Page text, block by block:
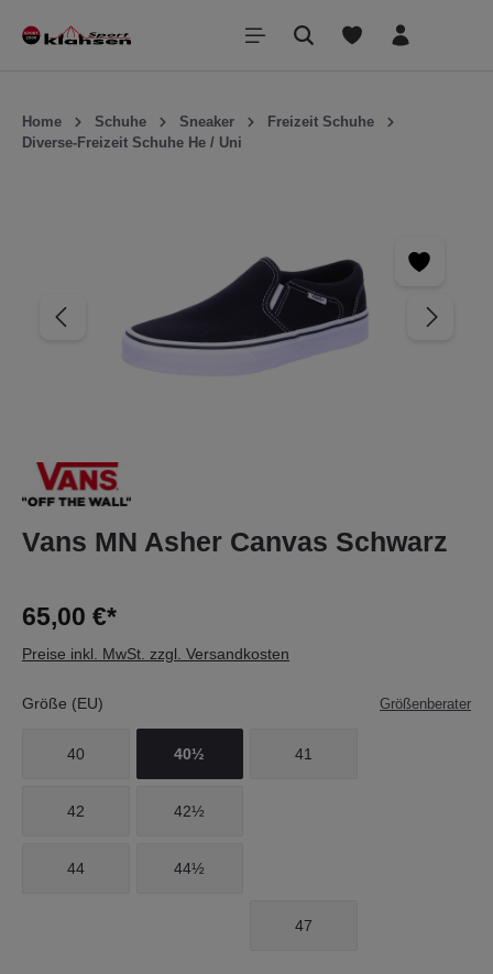
springen
Home Schuhe Sneaker
Freizeit Schuhe
Diverse-Freizeit Schuhe He / Uni
Vans MN Asher Canvas Schwarz
65,00 €*
Preise inkl. MwSt. zzgl. Versandkosten
Größe (EU) Größenberater
40 40½ 41
42 42½
44 44½
47